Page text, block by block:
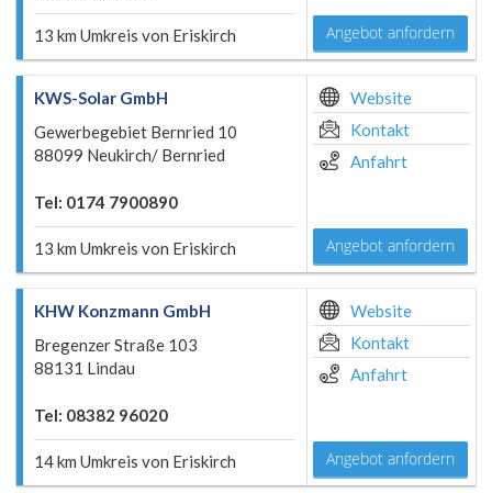
13 km Umkreis von Eriskirch Angebot anfordern
KWS-Solar GmbH
Gewerbegebiet Bernried 10
88099 Neukirch/ Bernried
Tel: 0174 7900890
13 km Umkreis von Eriskirch
Website
Kontakt
Anfahrt
Angebot anfordern
KHW Konzmann GmbH
Bregenzer Straße 103
88131 Lindau
Tel: 08382 96020
14 km Umkreis von Eriskirch
Website
Kontakt
Anfahrt
Angebot anfordern